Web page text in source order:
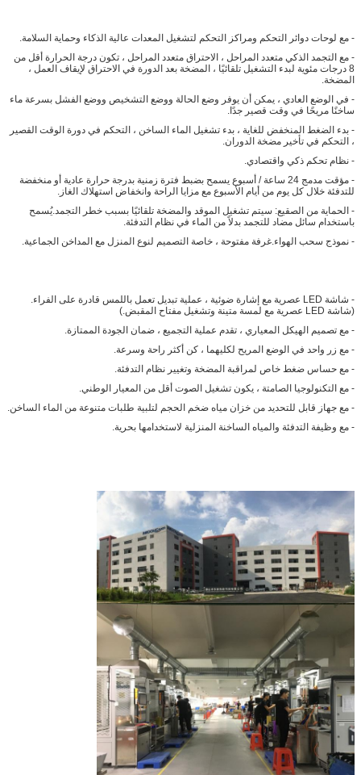
- مع لوحات دوائر التحكم ومراكز التحكم لتشغيل المعدات عالية الذكاء وحماية السلامة.
- مع التجمد الذكي متعدد المراحل ، الاحتراق متعدد المراحل ، تكون درجة الحرارة أقل من
8 درجات مئوية لبدء التشغيل تلقائيًا ، المضخة بعد الدورة في الاحتراق لإيقاف العمل ،
المضخة.
- في الوضع العادي ، يمكن أن يوفر وضع الحالة ووضع التشخيص ووضع الفشل بسرعة ماء
ساخنًا مريحًا في وقت قصير جدًا.
- بدء الضغط المنخفض للغاية ، بدء تشغيل الماء الساخن ، التحكم في دورة الوقت القصير
، التحكم في تأخير مضخة الدوران.
- نظام تحكم ذكي واقتصادي.
- مؤقت مدمج 24 ساعة / أسبوع يسمح بضبط فترة زمنية بدرجة حرارة عادية أو منخفضة
للتدفئة خلال كل يوم من أيام الأسبوع مع مزايا الراحة وانخفاض استهلاك الغاز.
- الحماية من الصقيع: سيتم تشغيل الموقد والمضخة تلقائيًا بسبب خطر التجمد.يُسمح
باستخدام سائل مضاد للتجمد بدلاً من الماء في نظام التدفئة.
- نموذج سحب الهواء.غرفة مفتوحة ، خاصة التصميم لنوع المنزل مع المداخن الجماعية.
- شاشة LED عصرية مع إشارة ضوئية ، عملية تبديل تعمل باللمس قادرة على الفراء.
(شاشة LED عصرية مع لمسة متينة وتشغيل مفتاح المقبض.)
- مع تصميم الهيكل المعياري ، تقدم عملية التجميع ، ضمان الجودة الممتازة.
- مع زر واحد في الوضع المريح لكليهما ، كن أكثر راحة وسرعة.
- مع حساس ضغط خاص لمراقبة المضخة وتغيير نظام التدفئة.
- مع التكنولوجيا الصامتة ، يكون تشغيل الصوت أقل من المعيار الوطني.
- مع جهاز قابل للتحديد من خزان مياه ضخم الحجم لتلبية طلبات متنوعة من الماء الساخن.
- مع وظيفة التدفئة والمياه الساخنة المنزلية لاستخدامها بحرية.